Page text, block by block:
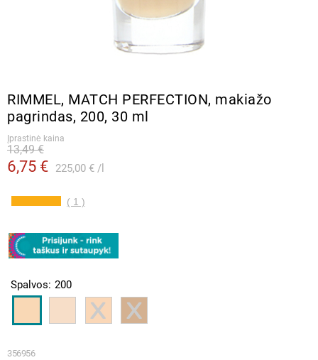
RIMMEL, MATCH PERFECTION, makiažo
pagrindas, 200, 30 ml
Įprastinė kaina
6,75 € 225,00 €
13,49 €
( 1 )
356956
Spalvos 200